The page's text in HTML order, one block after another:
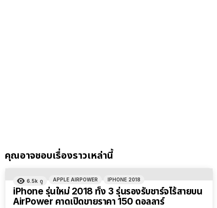
คุณอาจชอบเรื่องราวเหล่านี้
6.5k ดู APPLE AIRPOWER IPHONE 2018
iPhone รุ่นใหม่ 2018 ทั้ง 3 รุ่นรองรับชาร์จไร้สายบน
AirPower คาดเปิดขายราคา 150 ดอลลาร์